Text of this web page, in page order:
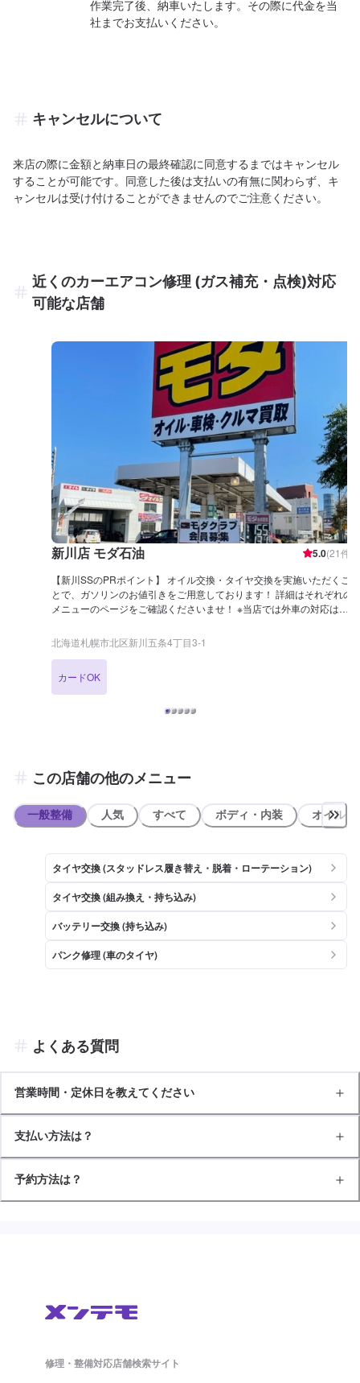
作業完了後、納車いたします。その際に代金を当
社までお支払いください。
キャンセルについて
来店の際に金額と納車日の最終確認に同意するまではキャンセル
することが可能です。同意した後は支払いの有無に関わらず、キ
ャンセルは受け付けることができませんのでご注意ください。
近くのカーエアコン修理 (ガス補充・点検)対応
可能な店舗
新川店 モダ石油 5.0(21件)
【新川SSのPRポイント】 オイル交換・タイヤ交換を実施いただくこ
とで、ガソリンのお値引きをご用意しております！ 詳細はそれぞれの
メニューのページをご確認くださいませ！ ※当店では外車の対応はで
間：4：00〜26：00 【アクセス】 新川IC（手稲）方面から札幌新道
（国道5号線）を麻生方面へ向かい、ハローコンテナ新川（365）を左
フ」と書かれた黄色い大きな看板が目印です。
北海道札幌市北区新川五条4丁目3-1
カードOK
この店舗の他のメニュー
一般整備 人気 すべて ボディ・内装 オイル類
タイヤ交換 (スタッドレス履き替え・脱着・ローテーション)
タイヤ交換 (組み換え・持ち込み)
バッテリー交換 (持ち込み)
パンク修理 (車のタイヤ)
よくある質問
営業時間・定休日を教えてください
支払い方法は？
予約方法は？
修理・整備対応店舗検索サイト